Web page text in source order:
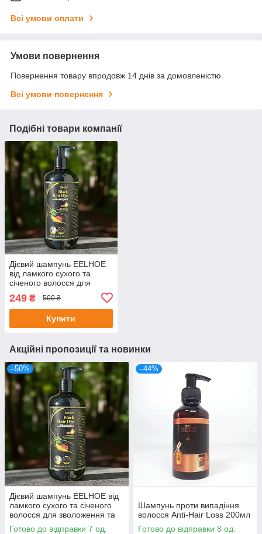
Всі умови оплати
Умови повернення
Повернення товару впродовж 14 днів за домовленістю
Всі умови повернення
Подібні товари компанії
Дієвий шампунь EELHOE
від ламкого сухого та
січеного волосся для
зволоження та блиску 250
мл
249 ₴ 500 ₴
Купити
Акційні пропозиції та новинки
–50%
Дієвий шампунь EELHOE від
ламкого сухого та січеного
волосся для зволоження та
блиску 250 мл
Готово до відправки 7 од.
–44%
Шампунь проти випадіння
волосся Anti-Hair Loss 200мл
Готово до відправки 8 од.